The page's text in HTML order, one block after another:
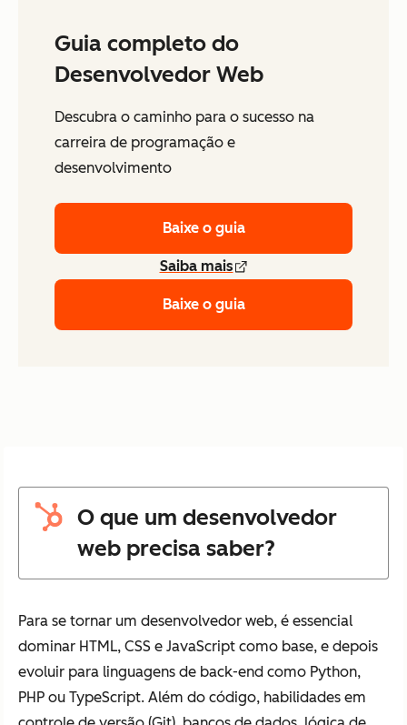
Guia completo do
Desenvolvedor Web
Descubra o caminho para o sucesso na
carreira de programação e
desenvolvimento
Baixe o guia
Saiba mais
Baixe o guia
O que um desenvolvedor
web precisa saber?
Para se tornar um desenvolvedor web, é essencial
dominar HTML, CSS e JavaScript como base, e depois
evoluir para linguagens de back-end como Python,
PHP ou TypeScript. Além do código, habilidades em